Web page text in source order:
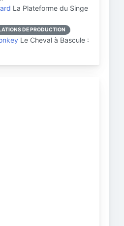
La Plateforme du Singe
DE PRODUCTION
Le Cheval à Bascule :